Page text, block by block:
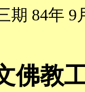
期 84年 9
佛教